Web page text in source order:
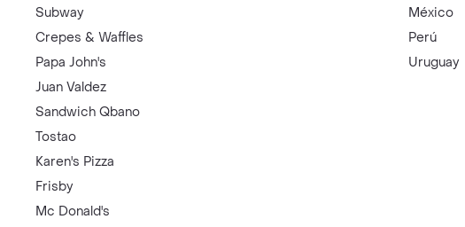
Subway
Crepes & Waffles
Papa John's
Juan Valdez
Sandwich Qbano
Tostao
Karen's Pizza
Frisby
Mc Donald's
México
Perú
Uruguay